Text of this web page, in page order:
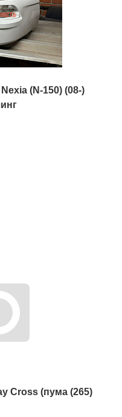
(N-150) (08-)
Cross (пума (265)